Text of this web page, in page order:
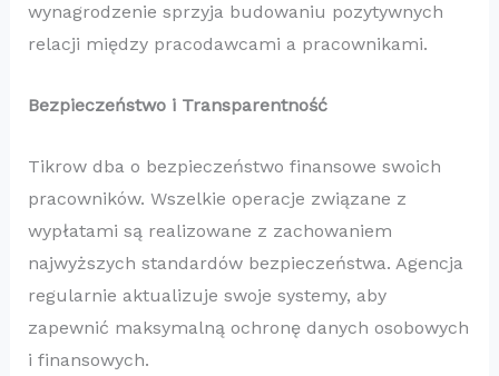
wynagrodzenie sprzyja budowaniu pozytywnych
relacji między pracodawcami a pracownikami.
Bezpieczeństwo i Transparentność
Tikrow dba o bezpieczeństwo finansowe swoich
pracowników. Wszelkie operacje związane z
wypłatami są realizowane z zachowaniem
najwyższych standardów bezpieczeństwa. Agencja
regularnie aktualizuje swoje systemy, aby
zapewnić maksymalną ochronę danych osobowych
i finansowych.